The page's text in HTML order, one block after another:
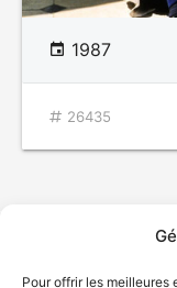
Pour offrir les meilleures
1987
26435